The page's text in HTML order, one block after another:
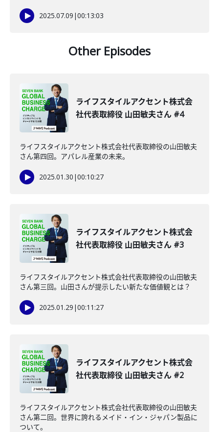
2025.07.09 |00:13:03
Other Episodes
ライフスタイルアクセント株式会
社代表取締役 山田敏夫さん #4
ライフスタイルアクセント株式会社代表取締役の山田敏夫
さん第四回。アパレル産業の未来。
2025.01.30 |00:10:27
ライフスタイルアクセント株式会
社代表取締役 山田敏夫さん #3
ライフスタイルアクセント株式会社代表取締役の山田敏夫
さん第三回。山田さんが提示したい新たな価値観とは？
2025.01.29 |00:11:27
ライフスタイルアクセント株式会
社代表取締役 山田敏夫さん #2
ライフスタイルアクセント株式会社代表取締役の山田敏夫
さん第二回。世界に誇れるメイド・イン・ジャパン製品に
ついて。